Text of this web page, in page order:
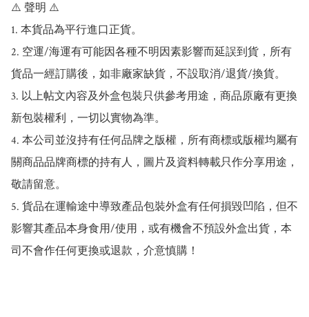
⚠️ 聲明 ⚠️
1. 本貨品為平行進口正貨。
2. 空運/海運有可能因各種不明因素影響而延誤到貨，所有
貨品一經訂購後，如非廠家缺貨，不設取消/退貨/換貨。
3. 以上帖文內容及外盒包裝只供參考用途，商品原廠有更換
新包裝權利，一切以實物為準。
4. 本公司並沒持有任何品牌之版權，所有商標或版權均屬有
關商品品牌商標的持有人，圖片及資料轉載只作分享用途，
敬請留意。
5. 貨品在運輸途中導致產品包裝外盒有任何損毀凹陷，但不
影響其產品本身食用/使用，或有機會不預設外盒出貨，本
司不會作任何更換或退款，介意慎購！